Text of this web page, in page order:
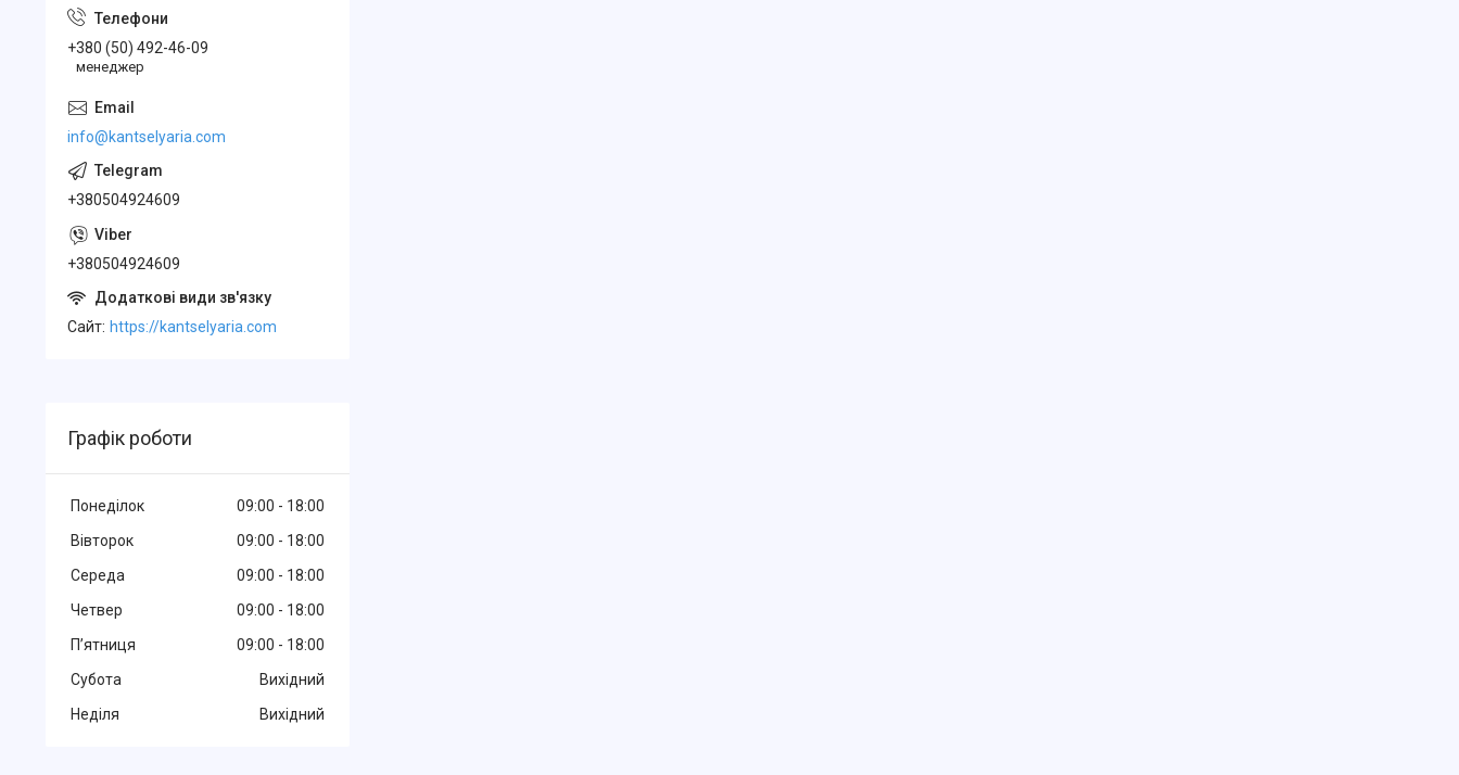
+380 (50) 492-46-09
менеджер
info@kantselyaria.com
+380504924609
+380504924609
Cайт https://kantselyaria.com
Графік роботи
Понеділок 09:00
18:00
Вівторок
09:00
18:00
Середа
09:00
18:00
Четвер
09:00
18:00
Пʼятниця
09:00
18:00
Субота
Вихідний
Неділя
Вихідний